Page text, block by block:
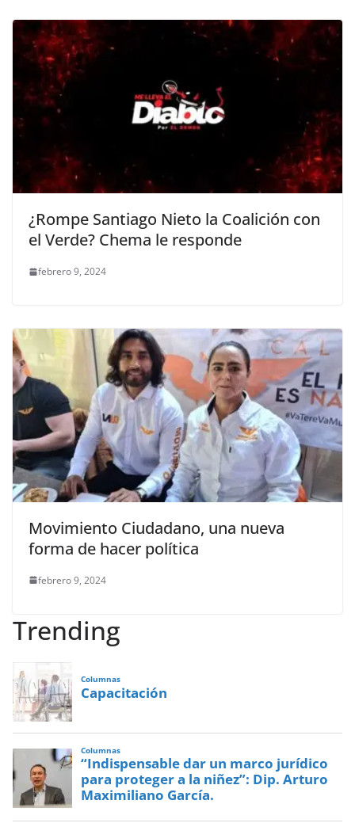
¿Rompe Santiago Nieto la Coalición con
el Verde? Chema le responde
febrero 9, 2024
Movimiento Ciudadano, una nueva
forma de hacer política
febrero 9, 2024
Trending